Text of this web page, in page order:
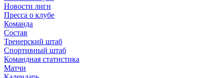
Новости лиги
Пресса о клубе
Команда
Состав
Тренерский штаб
Спортивный штаб
Командная статистика
Матчи